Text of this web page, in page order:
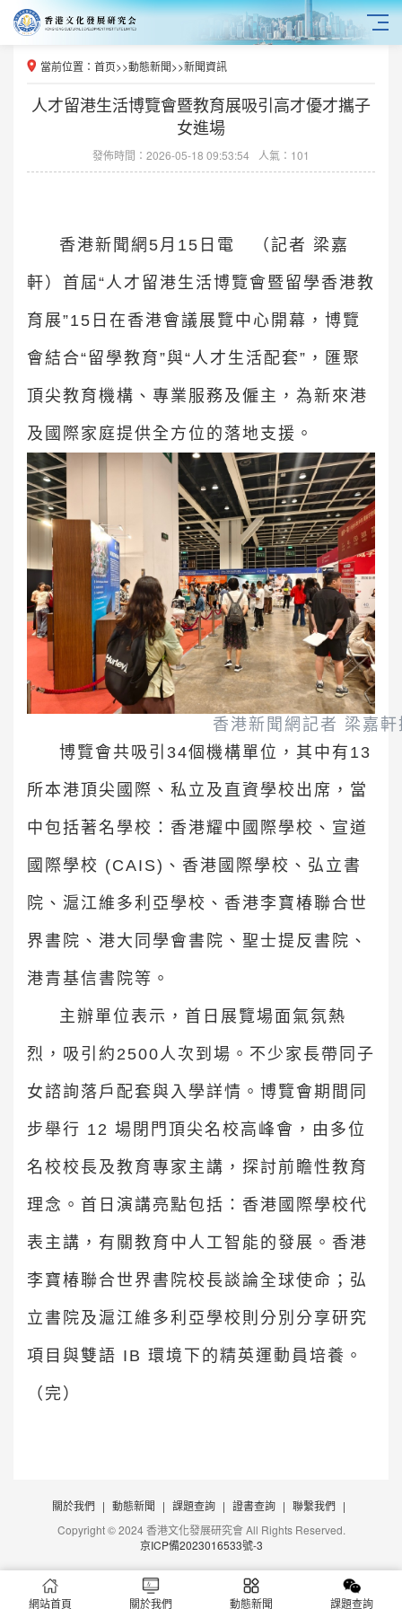
當前位置： 首页>>動態新聞>>新聞資訊
人才留港生活博覽會暨教育展吸引高才優才攜子
女進場
發佈時間：2026-05-18 09:53:54 人氣：101
香港新聞網5月15日電 （記者 梁嘉
軒）首屆“人才留港生活博覽會暨留學香港教
育展”15日在香港會議展覽中心開幕，博覽
會結合“留學教育”與“人才生活配套”，匯聚
頂尖教育機構、專業服務及僱主，為新來港
及國際家庭提供全方位的落地支援。
香港新聞網記者 梁嘉軒
博覽會共吸引34個機構單位，其中有13
所本港頂尖國際、私立及直資學校出席，當
中包括著名學校：香港耀中國際學校、宣道
國際學校 (CAIS)、香港國際學校、弘立書
院、滬江維多利亞學校、香港李寶椿聯合世
界書院、港大同學會書院、聖士提反書院、
港青基信書院等。
主辦單位表示，首日展覽場面氣氛熱
烈，吸引約2500人次到場。不少家長帶同子
女諮詢落戶配套與入學詳情。博覽會期間同
步舉行 12 場閉門頂尖名校高峰會，由多位
名校校長及教育專家主講，探討前瞻性教育
理念。首日演講亮點包括：香港國際學校代
表主講，有關教育中人工智能的發展。香港
李寶椿聯合世界書院校長談論全球使命；弘
立書院及滬江維多利亞學校則分別分享研究
項目與雙語 IB 環境下的精英運動員培養。
（完）
關於我們 | 動態新聞 | 課題查詢 | 證書查詢 | 聯繫我們 |
Copyright © 2024 香港文化發展研究會 All Rights Reserved.
京ICP備2023016533號-3
網站首頁 關於我們 動態新聞 課題查詢